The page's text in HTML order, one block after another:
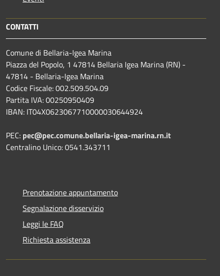
CONTATTI
Comune di Bellaria-Igea Marina
Piazza del Popolo, 1 47814 Bellaria Igea Marina (RN) -
47814 - Bellaria-Igea Marina
Codice Fiscale: 002.509.504.09
Partita IVA: 00250950409
IBAN: IT04X0623067710000030644924
PEC: pec@pec.comune.bellaria-igea-marina.rn.it
Centralino Unico: 0541.343711
Prenotazione appuntamento
Segnalazione disservizio
Leggi le FAQ
Richiesta assistenza